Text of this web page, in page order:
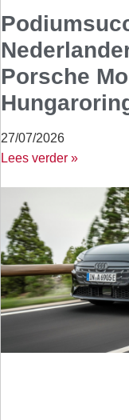
Porsche
27/07/2026
Lees verder »